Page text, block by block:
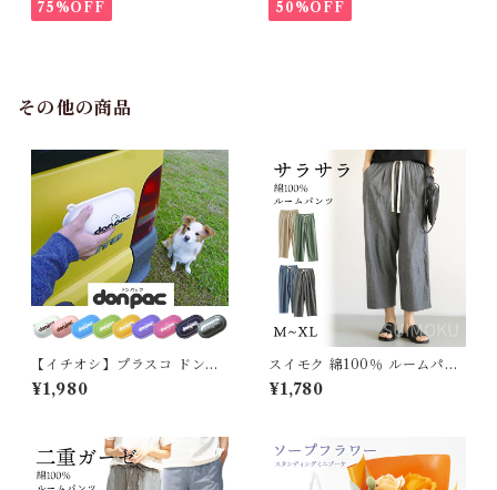
75%OFF
ルドッグ 冬服 極暖 暖かい 可
50%OFF
その他の商品
【イチオシ】プラスコ ドンパ
ック レギュラーサイズ ペット
用品 車用 ペットマナー用品 ウ
品 お散歩グッズ 愛犬用マナー
アウトドア don-pac
¥1,980
スイモク 綿100％ ルームパン
ツ ロング丈 サラサラ パジャマ
9分丈 ゆったり ルームウェア
ットン シンプル オシャレ 薄手
軽い 快適 部屋着 5686423
【水沐良品】
¥1,780